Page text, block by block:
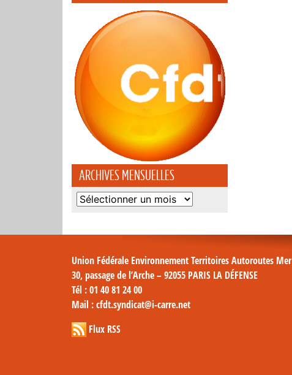
ARCHIVES MENSUELLES
Archives
Union Fédérale Environnement Territoires Autoroutes Mer
30, passage de l’Arche – 92055 PARIS LA DÉFENSE
Tél : 01 40 81 24 00
Mail : cfdt.syndicat@i-carre.net
Flux RSS